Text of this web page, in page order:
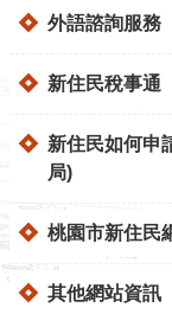
公
上
意
見
交
外語諮詢服務
新住民稅事通
新住民如何申
局)
桃園市新住民
其他網站資訊